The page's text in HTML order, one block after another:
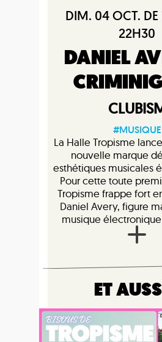
DIM. 04 OCT.
22H30
DANIEL
#MUSIQUE
La Halle Tropisme
nouvelle marque
esthétiques musicales
Pour cette toute
Tropisme frappe fort
Daniel Avery, figure
musique
ET